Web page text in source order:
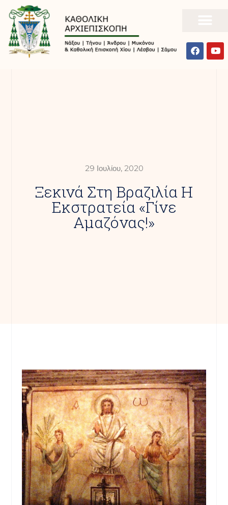
29 Ιουλίου, 2020
Ξεκινά Στη Βραζιλία Η
Εκστρατεία «Γίνε
Αμαζόνας!»